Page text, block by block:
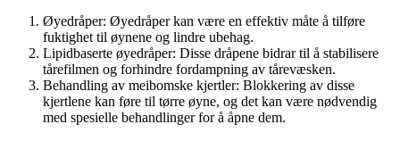
Øyedråper: Øyedråper kan være en effektiv måte å tilføre
fuktighet til øynene og lindre ubehag.
Lipidbaserte øyedråper: Disse dråpene bidrar til å stabilisere
tårefilmen og forhindre fordampning av tårevæsken.
Behandling av meibomske kjertler: Blokkering av disse
kjertlene kan føre til tørre øyne, og det kan være nødvendig
med spesielle behandlinger for å åpne dem.